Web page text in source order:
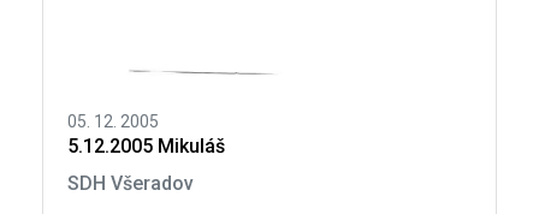
05. 12. 2005
5.12.2005 Mikuláš
SDH Všeradov